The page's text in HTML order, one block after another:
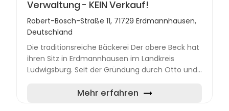
Verwaltung - KEIN Verkauf!
Robert-Bosch-Straße 11, 71729 Erdmannhausen,
Deutschland
Die traditionsreiche Bäckerei Der obere Beck hat
ihren Sitz in Erdmannhausen im Landkreis
Ludwigsburg. Seit der Gründung durch Otto und
Übernahme durch Will...
Mehr erfahren